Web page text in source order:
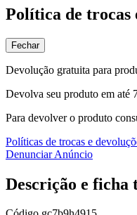
Política de trocas
Fechar
Devolução gratuita para
Devolva seu produto em até
Para devolver o produto
Políticas de trocas e
Denunciar Anúncio
Descrição e ficha